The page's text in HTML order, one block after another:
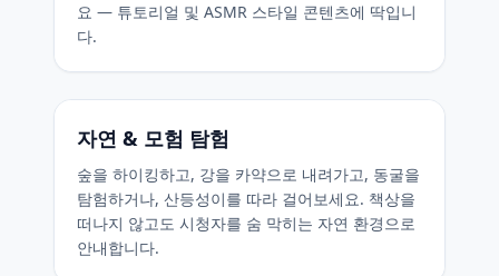
요 — 튜토리얼 및 ASMR 스타일 콘텐츠에 딱입니
다.
자연 & 모험 탐험
숲을 하이킹하고, 강을 카약으로 내려가고, 동굴을
탐험하거나, 산등성이를 따라 걸어보세요. 책상을
떠나지 않고도 시청자를 숨 막히는 자연 환경으로
안내합니다.